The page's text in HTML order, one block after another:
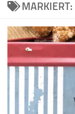
MARKIERT: